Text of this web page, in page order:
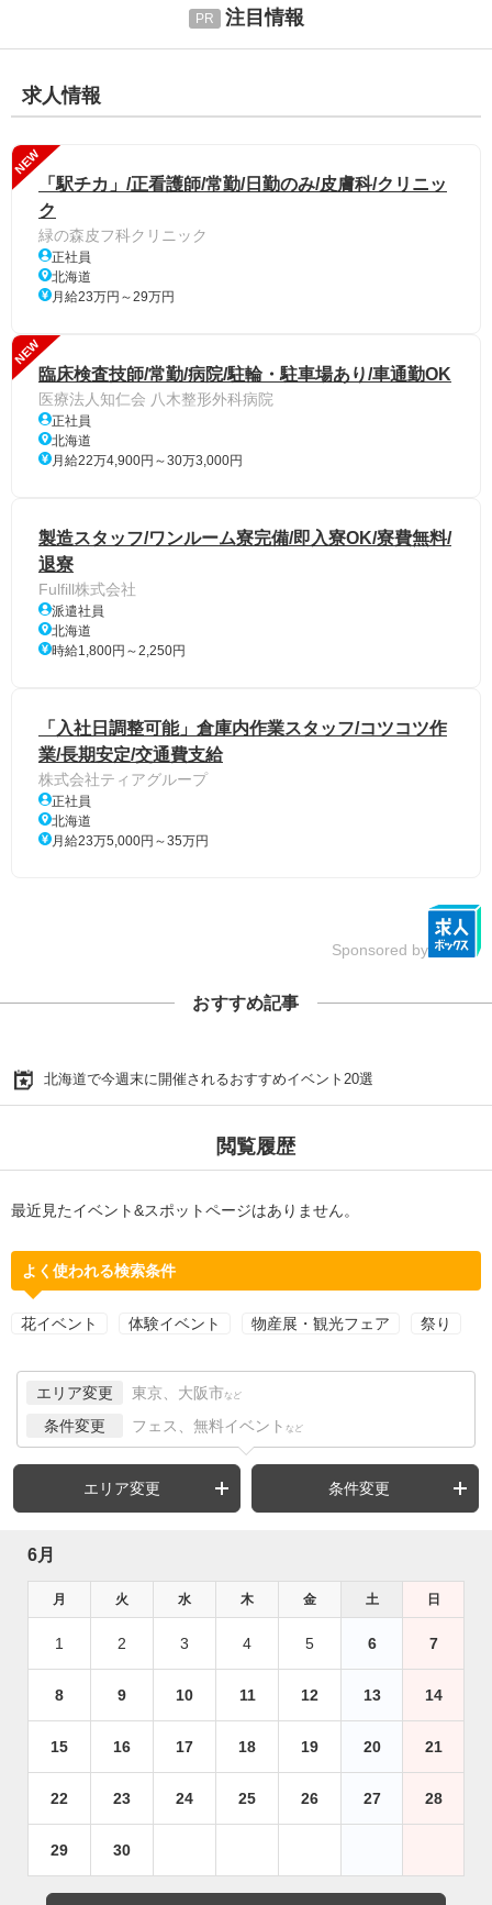
注目情報
求人情報
NEW
「駅チカ」/正看護師/常勤/日勤のみ/皮膚科/クリニッ
ク
緑の森皮フ科クリニック
正社員
北海道
月給23万円～29万円
NEW
臨床検査技師/常勤/病院/駐輪・駐車場あり/車通勤OK
医療法人知仁会 八木整形外科病院
正社員
北海道
月給22万4,900円～30万3,000円
製造スタッフ/ワンルーム寮完備/即入寮OK/寮費無料/
退寮
Fulfill株式会社
派遣社員
北海道
時給1,800円～2,250円
「入社日調整可能」倉庫内作業スタッフ/コツコツ作
業/長期安定/交通費支給
株式会社ティアグループ
正社員
北海道
月給23万5,000円～35万円
Sponsored by
おすすめ記事
北海道で今週末に開催されるおすすめイベント20選
閲覧履歴
最近見たイベント&スポットページはありません。
よく使われる検索条件
花イベント 体験イベント 物産展・観光フェア 祭り
エリア変更 東京、大阪市 など
条件変更 フェス、無料イベント など
エリア変更 条件変更
6月
月 火 水 木 金 土 日
1 2 3 4 5 6 7
8 9 10 11 12 13 14
15 16 17 18 19 20 21
22 23 24 25 26 27 28
29 30